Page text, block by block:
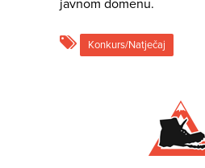
javnom domenu.
Konkurs/Natječaj